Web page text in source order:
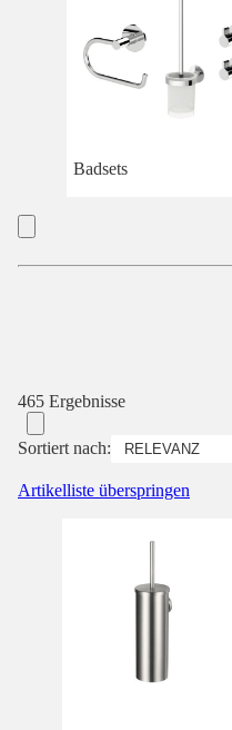
Badsets
465 Ergebnisse
Sortiert nach:
Artikelliste überspringen